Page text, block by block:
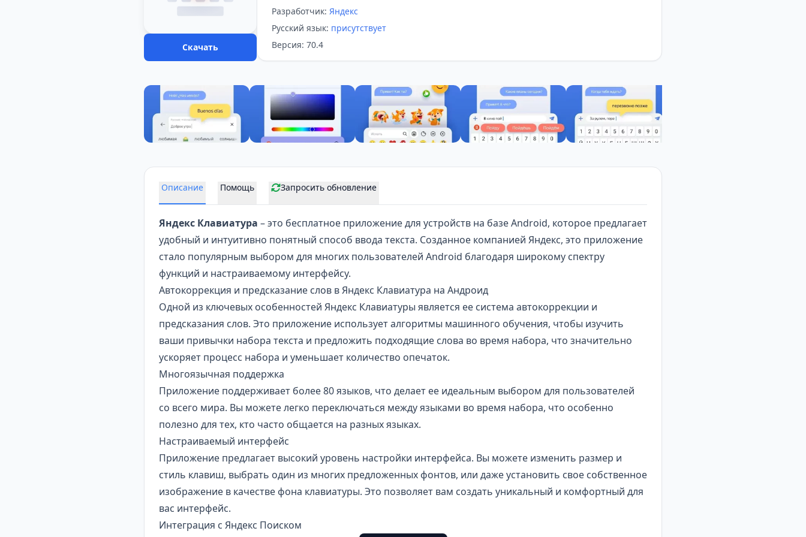
Скачать
Разработчик: Яндекс
Русский язык: присутствует
Версия: 70.4
Описание Помощь Запросить обновление
Яндекс Клавиатура – это бесплатное приложение для устройств на базе Android, которое предлагает
удобный и интуитивно понятный способ ввода текста. Созданное компанией Яндекс, это приложение
стало популярным выбором для многих пользователей Android благодаря широкому спектру
функций и настраиваемому интерфейсу.
Автокоррекция и предсказание слов в Яндекс Клавиатура на Андроид
Одной из ключевых особенностей Яндекс Клавиатуры является ее система автокоррекции и
предсказания слов. Это приложение использует алгоритмы машинного обучения, чтобы изучить
ваши привычки набора текста и предложить подходящие слова во время набора, что значительно
ускоряет процесс набора и уменьшает количество опечаток.
Многоязычная поддержка
Приложение поддерживает более 80 языков, что делает ее идеальным выбором для пользователей
со всего мира. Вы можете легко переключаться между языками во время набора, что особенно
полезно для тех, кто часто общается на разных языках.
Настраиваемый интерфейс
Приложение предлагает высокий уровень настройки интерфейса. Вы можете изменить размер и
стиль клавиш, выбрать один из многих предложенных фонтов, или даже установить свое собственное
изображение в качестве фона клавиатуры. Это позволяет вам создать уникальный и комфортный для
вас интерфейс.
Интеграция с Яндекс Поиском